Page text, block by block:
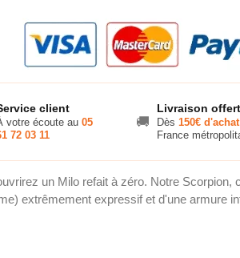
client
votre écoute au 05
72 03 11
🚚
Livraison
Dès 150€ d'achat
France
un Milo refait à zéro. Notre Scorpion,
extrêmement expressif et d'une armure